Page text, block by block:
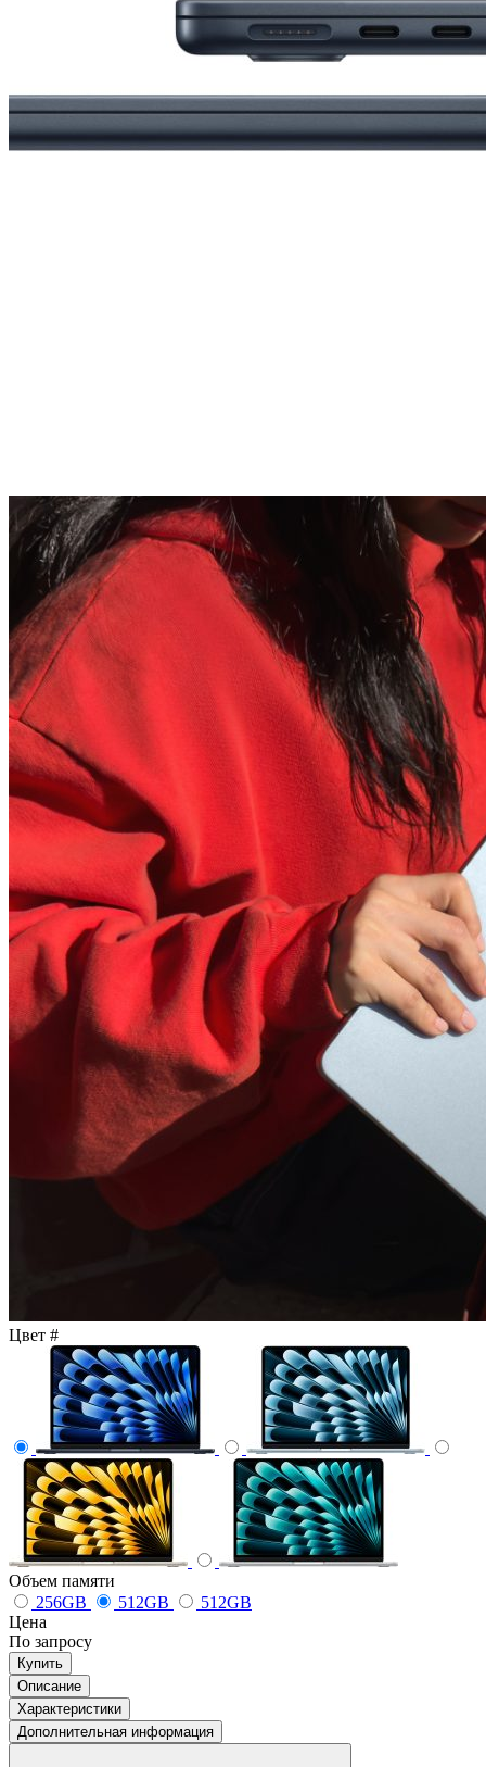
Цвет #
Объем памяти
256GB
512GB
512GB
Цена
По запросу
Купить
Описание
Характеристики
Дополнительная информация